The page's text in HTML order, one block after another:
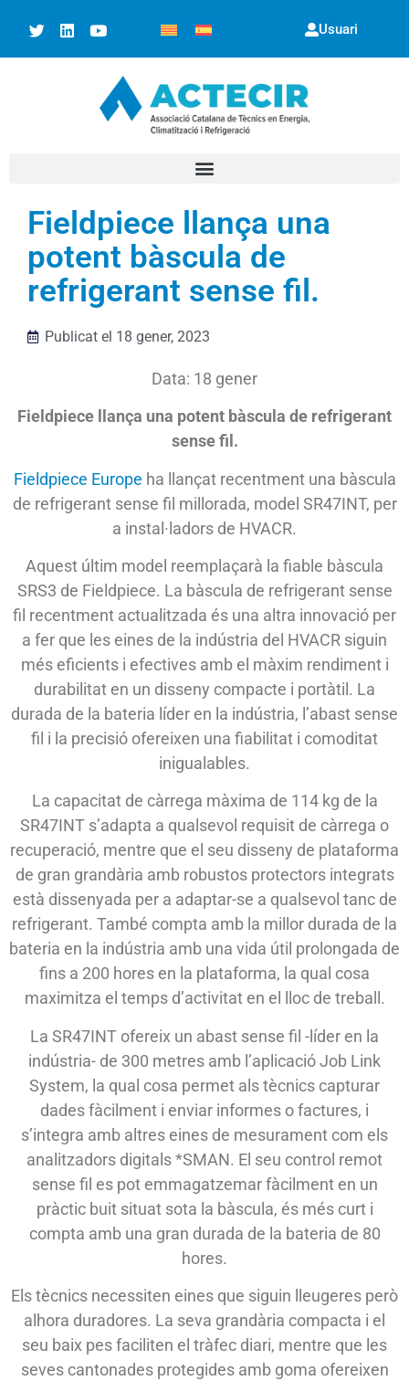
Usuari
Fieldpiece llança una
potent bàscula de
refrigerant sense fil.
Publicat el 18 gener, 2023
Data: 18 gener
Fieldpiece llança una potent bàscula de refrigerant
sense fil.
Fieldpiece Europe ha llançat recentment una bàscula
de refrigerant sense fil millorada, model SR47INT, per
a instal·ladors de HVACR.
Aquest últim model reemplaçarà la fiable bàscula
SRS3 de Fieldpiece. La bàscula de refrigerant sense
fil recentment actualitzada és una altra innovació per
a fer que les eines de la indústria del HVACR siguin
més eficients i efectives amb el màxim rendiment i
durabilitat en un disseny compacte i portàtil. La
durada de la bateria líder en la indústria, l’abast sense
fil i la precisió ofereixen una fiabilitat i comoditat
inigualables.
La capacitat de càrrega màxima de 114 kg de la
SR47INT s’adapta a qualsevol requisit de càrrega o
recuperació, mentre que el seu disseny de plataforma
de gran grandària amb robustos protectors integrats
està dissenyada per a adaptar-se a qualsevol tanc de
refrigerant. També compta amb la millor durada de la
bateria en la indústria amb una vida útil prolongada de
fins a 200 hores en la plataforma, la qual cosa
maximitza el temps d’activitat en el lloc de treball.
La SR47INT ofereix un abast sense fil -líder en la
indústria- de 300 metres amb l’aplicació Job Link
System, la qual cosa permet als tècnics capturar
dades fàcilment i enviar informes o factures, i
s’integra amb altres eines de mesurament com els
analitzadors digitals *SMAN. El seu control remot
sense fil es pot emmagatzemar fàcilment en un
pràctic buit situat sota la bàscula, és més curt i
compta amb una gran durada de la bateria de 80
hores.
Els tècnics necessiten eines que siguin lleugeres però
alhora duradores. La seva grandària compacta i el
seu baix pes faciliten el tràfec diari, mentre que les
seves cantonades protegides amb goma ofereixen